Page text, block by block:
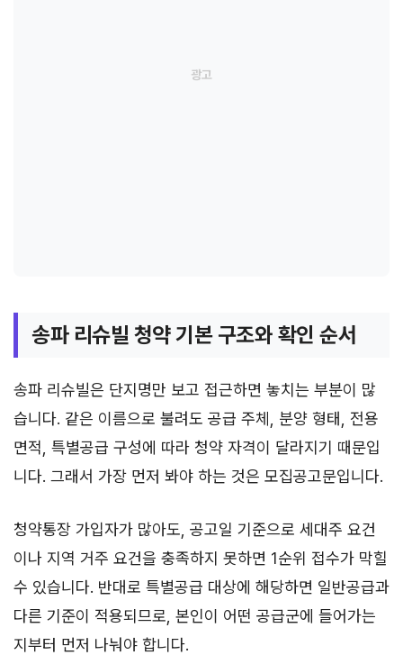
송파 리슈빌 청약 기본 구조와 확인 순서
송파 리슈빌은 단지명만 보고 접근하면 놓치는 부분이 많
습니다. 같은 이름으로 불려도 공급 주체, 분양 형태, 전용
면적, 특별공급 구성에 따라 청약 자격이 달라지기 때문입
니다. 그래서 가장 먼저 봐야 하는 것은 모집공고문입니다.
청약통장 가입자가 많아도, 공고일 기준으로 세대주 요건
이나 지역 거주 요건을 충족하지 못하면 1순위 접수가 막힐
수 있습니다. 반대로 특별공급 대상에 해당하면 일반공급과
다른 기준이 적용되므로, 본인이 어떤 공급군에 들어가는
지부터 먼저 나눠야 합니다.